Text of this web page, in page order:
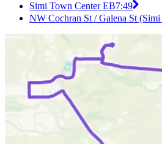
Simi Town Center EB7:49
NW Cochran St / Galena St